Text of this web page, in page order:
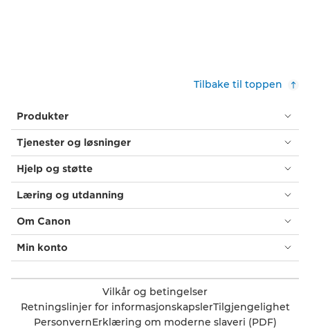
Tilbake til toppen
Produkter
Tjenester og løsninger
Hjelp og støtte
Læring og utdanning
Om Canon
Min konto
Vilkår og betingelser
Retningslinjer for informasjonskapslerTilgjengelighet
PersonvernErklæring om moderne slaveri (PDF)